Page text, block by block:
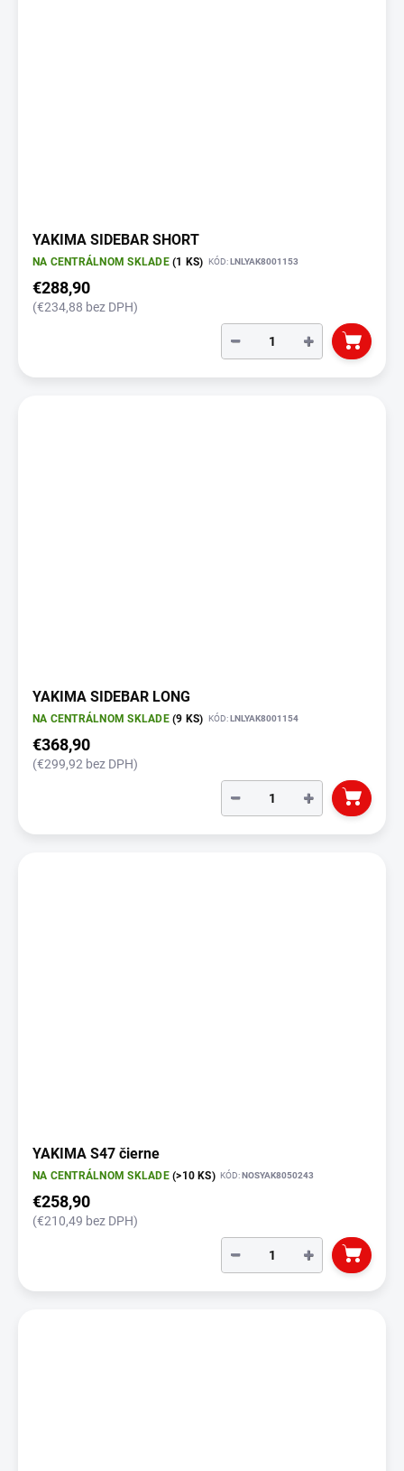
YAKIMA SIDEBAR SHORT
NA CENTRÁLNOM SKLADE(1 KS) KÓD:LNLYAK8001153
€288,90
(€234,88 bez DPH)
+
−
YAKIMA SIDEBAR LONG
NA CENTRÁLNOM SKLADE(9 KS) KÓD:LNLYAK8001154
€368,90
(€299,92 bez DPH)
+
−
YAKIMA S47 čierne
NA CENTRÁLNOM SKLADE(>10 KS) KÓD:NOSYAK8050243
€258,90
(€210,49 bez DPH)
+
−